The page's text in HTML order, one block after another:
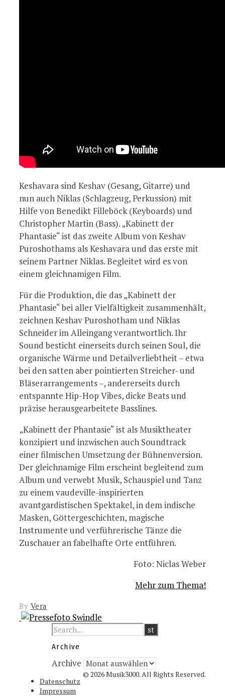
Keshavara sind Keshav (Gesang, Gitarre) und
nun auch Niklas (Schlagzeug, Perkussion) mit
Hilfe von Benedikt Filleböck (Keyboards) und
Christopher Martin (Bass). „Kabinett der
Phantasie“ ist das zweite Album von Keshav
Puroshothams als Keshavara und das erste mit
seinem Partner Niklas. Begleitet wird es von
einem gleichnamigen Film.
Für die Produktion, die das „Kabinett der
Phantasie“ bei aller Vielfältigkeit zusammenhält,
zeichnen Keshav Puroshotham und Niklas
Schneider im Alleingang verantwortlich. Ihr
Sound besticht einerseits durch seinen Soul, die
organische Wärme und Detailverliebtheit – etwa
bei den satten aber pointierten Streicher- und
Bläserarrangements –, andererseits durch
entspannte Hip-Hop Vibes, dicke Beats und
präzise herausgearbeitete Basslines.
„Kabinett der Phantasie“ ist als Musiktheater
konzipiert und inzwischen auch Soundtrack
einer filmischen Umsetzung der Bühnenversion.
Der gleichnamige Film erscheint begleitend zum
Album und verwebt Musik, Schauspiel und Tanz
zu einem vaudeville-inspirierten
avantgardistischen Spektakel, in dem indische
Masken, Göttergeschichten, magische
Instrumente und verführerische Tänze die
Zuschauer an fabelhafte Orte entführen.
Foto: Niclas Weber
Mehr zum Thema!
By Vera
Archive
Archive
© 2026 Musik3000. All Rights Reserved.
Datenschutz
Impressum